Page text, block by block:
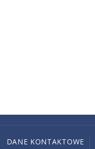
DANE KONTAKTOWE